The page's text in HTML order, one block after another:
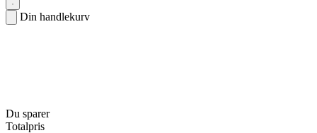
Din handlekurv
Du sparer
Totalpris